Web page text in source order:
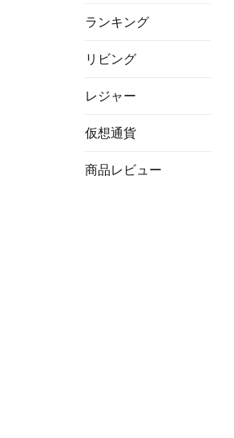
ランキング
リビング
レジャー
仮想通貨
商品レビュー